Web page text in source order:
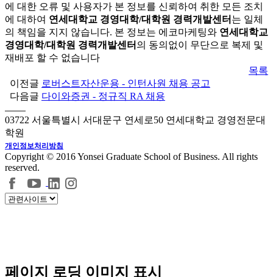
에 대한 오류 및 사용자가 본 정보를 신뢰하여 취한 모든 조치
에 대하여 연세대학교 경영대학/대학원 경력개발센터 는 일체
의 책임을 지지 않습니다. 본 정보는 에코마케팅와 연세대학교
경영대학/대학원 경력개발센터 의 동의없이 무단으로 복제 및
재배포 할 수 없습니다
목록
이전글 로버스트자산운용 - 인턴사원 채용 공고
다음글 다이와증권 - 정규직 RA 채용
03722 서울특별시 서대문구 연세로50 연세대학교 경영전문대
학원
개인정보처리방침
Copyright © 2016 Yonsei Graduate School of Business. All rights
reserved.
페이지 로딩 이미지 표시